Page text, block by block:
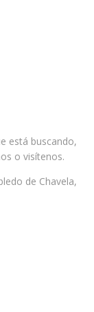
está buscando,
o visítenos.
de Chavela,